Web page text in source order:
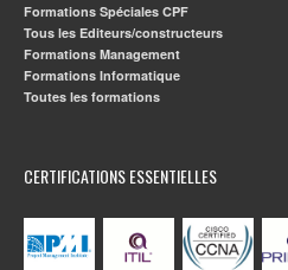
Formations Spéciales CPF
Tous les Editeurs/constructeurs
Formations Management
Formations Informatique
Toutes les formations
CERTIFICATIONS ESSENTIELLES